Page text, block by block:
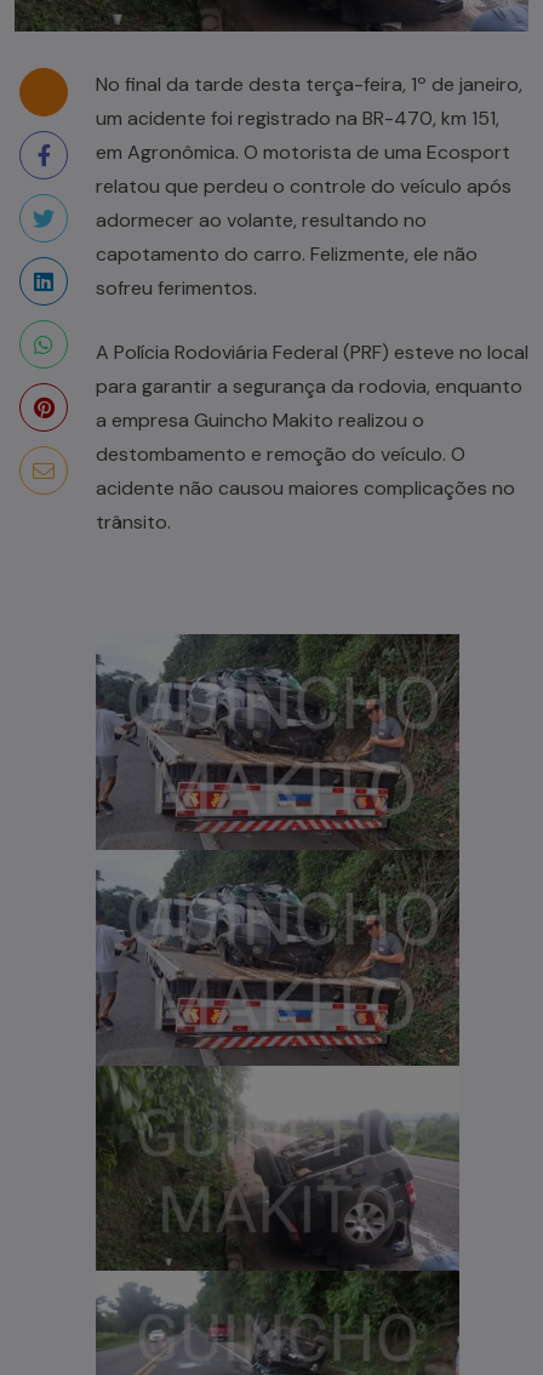
No final da tarde desta terça-feira, 1º de janeiro,
um acidente foi registrado na BR-470, km 151,
em Agronômica. O motorista de uma Ecosport
relatou que perdeu o controle do veículo após
adormecer ao volante, resultando no
capotamento do carro. Felizmente, ele não
sofreu ferimentos.
A Polícia Rodoviária Federal (PRF) esteve no local
para garantir a segurança da rodovia, enquanto
a empresa Guincho Makito realizou o
destombamento e remoção do veículo. O
acidente não causou maiores complicações no
trânsito.